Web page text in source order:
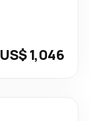
US$ 1,046